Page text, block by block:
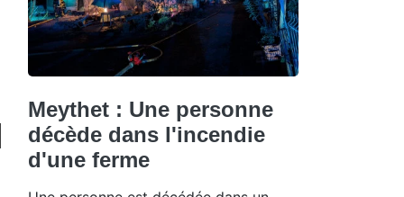
Meythet : Une personne
décède dans l'incendie
d'une ferme